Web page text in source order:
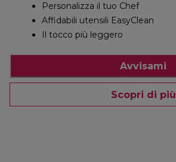
Personalizza il tuo Chef
Affidabili utensili EasyClean
Il tocco più leggero
Avvisami
Scopri di più